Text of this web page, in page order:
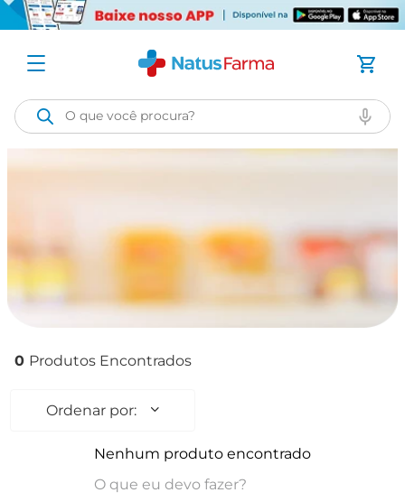
O que você procura?
0
Nenhum produto encontrado
O que eu devo fazer?